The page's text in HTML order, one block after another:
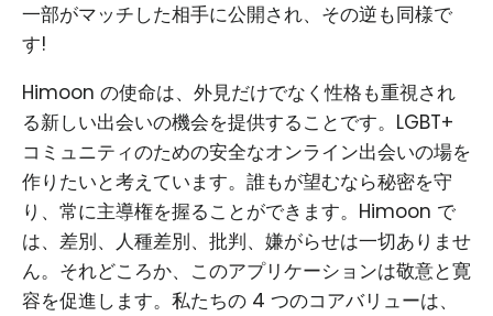
一部がマッチした相手に公開され、その逆も同様で
す!
Himoon の使命は、外見だけでなく性格も重視され
る新しい出会いの機会を提供することです。LGBT+
コミュニティのための安全なオンライン出会いの場を
作りたいと考えています。誰もが望むなら秘密を守
り、常に主導権を握ることができます。Himoon で
は、差別、人種差別、批判、嫌がらせは一切ありませ
ん。それどころか、このアプリケーションは敬意と寛
容を促進します。私たちの 4 つのコアバリューは、